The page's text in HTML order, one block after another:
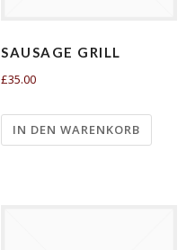
SAUSAGE GRILL
£35.00
IN DEN WARENKORB